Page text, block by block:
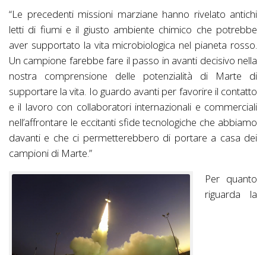
“Le precedenti missioni marziane hanno rivelato antichi
letti di fiumi e il giusto ambiente chimico che potrebbe
aver supportato la vita microbiologica nel pianeta rosso.
Un campione farebbe fare il passo in avanti decisivo nella
nostra comprensione delle potenzialità di Marte di
supportare la vita. Io guardo avanti per favorire il contatto
e il lavoro con collaboratori internazionali e commerciali
nell’affrontare le eccitanti sfide tecnologiche che abbiamo
davanti e che ci permetterebbero di portare a casa dei
campioni di Marte.”
Per quanto
riguarda la